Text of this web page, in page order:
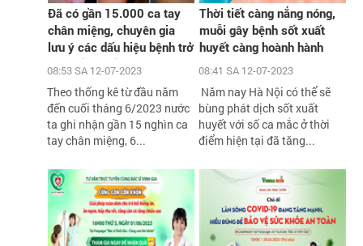
Đã có gần 15.000 ca tay
chân miệng, chuyên gia
lưu ý các dấu hiệu bệnh trở
nặng cần biết
08:53 SA 12-07-2023
Theo thống kê từ đầu năm
đến cuối tháng 6/2023 nước
ta ghi nhận gần 15 nghìn ca
tay chân miệng, 6...
Thời tiết càng nắng nóng,
muỗi gây bệnh sốt xuất
huyết càng hoành hành
08:41 SA 12-07-2023
Năm nay Hà Nội có thể sẽ
bùng phát dịch sốt xuất
huyết với số ca mắc ở thời
điểm hiện tại đã tăng...